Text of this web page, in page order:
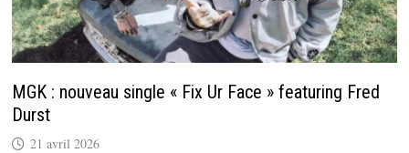
MGK : nouveau single « Fix Ur Face » featuring Fred
Durst
21 avril 2026